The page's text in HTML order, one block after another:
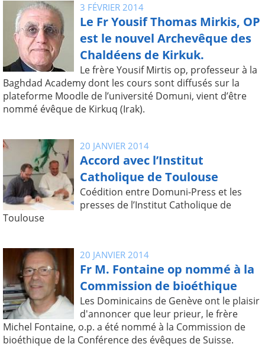
3 FÉVRIER 2014
Le Fr Yousif Thomas Mirkis, OP
est le nouvel Archevêque des
Chaldéens de Kirkuk.
Le frère Yousif Mirtis op, professeur à la
Baghdad Academy dont les cours sont diffusés sur la
plateforme Moodle de l’université Domuni, vient d’être
nommé évêque de Kirkuq (Irak).
20 JANVIER 2014
Accord avec l’Institut
Catholique de Toulouse
Coédition entre Domuni-Press et les
presses de l’Institut Catholique de
Toulouse
20 JANVIER 2014
Fr M. Fontaine op nommé à la
Commission de bioéthique
Les Dominicains de Genève ont le plaisir
d'annoncer que leur prieur, le frère
Michel Fontaine, o.p. a été nommé à la Commission de
bioéthique de la Conférence des évêques de Suisse.